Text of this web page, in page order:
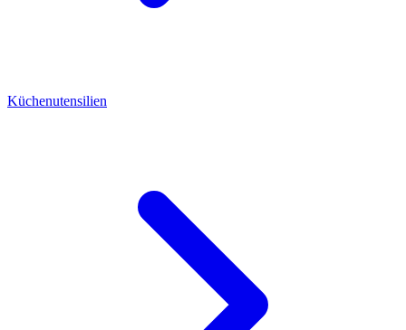
Küchenutensilien